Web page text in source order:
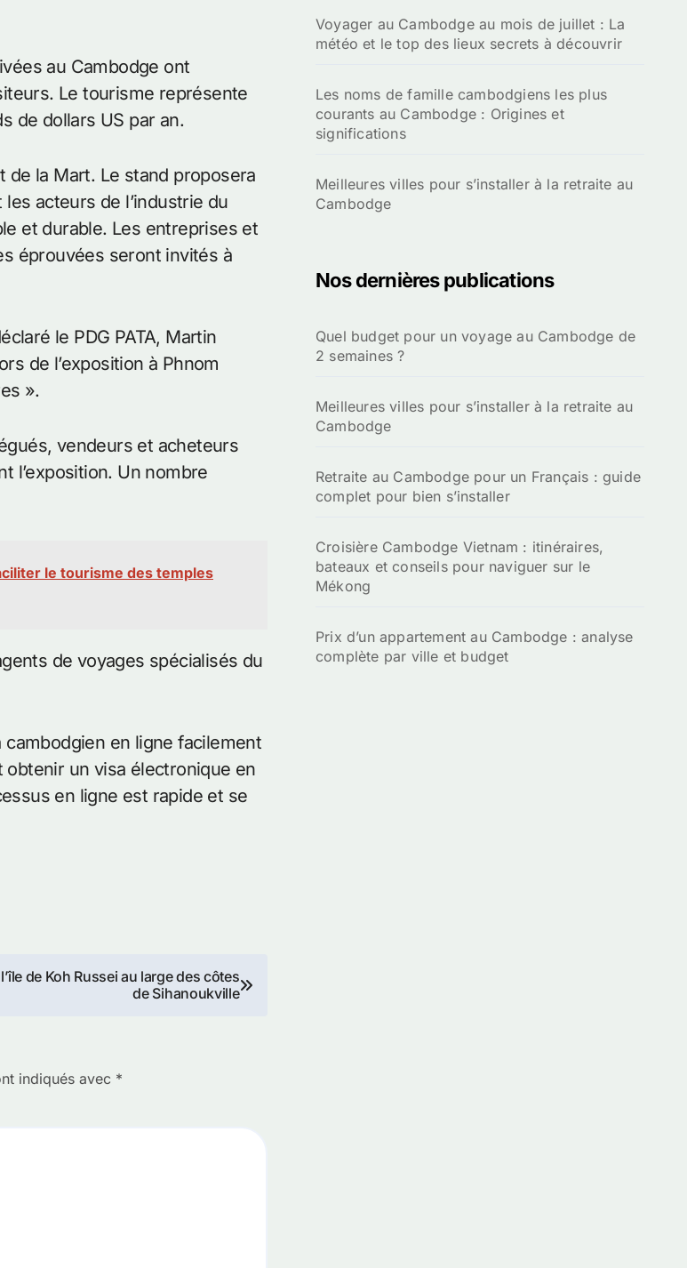
au Cambodge ont
Le tourisme représente
de dollars US par an.
de la Mart. Le stand proposera
acteurs de l’industrie du
et durable. Les entreprises et
éprouvées seront invités à
le PDG PATA, Martin
de l’exposition à Phnom
».
vendeurs et acheteurs
l’exposition. Un nombre
le tourisme des temples
de voyages spécialisés du
en ligne facilement
obtenir un visa électronique en
en ligne est rapide et se
de Koh Russei au large des côtes
de Sihanoukville
indiqués avec *
Voyager au Cambodge au mois de juillet : La
météo et le top des lieux secrets à découvrir
Les noms de famille cambodgiens les plus
courants au Cambodge : Origines et
significations
Meilleures villes pour s’installer à la retraite au
Cambodge
Nos dernières publications
Quel budget pour un voyage au Cambodge de
2 semaines ?
Meilleures villes pour s’installer à la retraite au
Cambodge
Retraite au Cambodge pour un Français : guide
complet pour bien s’installer
Croisière Cambodge Vietnam : itinéraires,
bateaux et conseils pour naviguer sur le
Mékong
Prix d’un appartement au Cambodge : analyse
complète par ville et budget